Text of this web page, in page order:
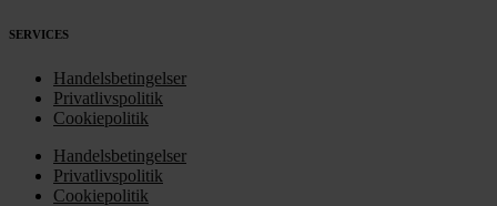
SERVICES
Handelsbetingelser
Privatlivspolitik
Cookiepolitik
Handelsbetingelser
Privatlivspolitik
Cookiepolitik